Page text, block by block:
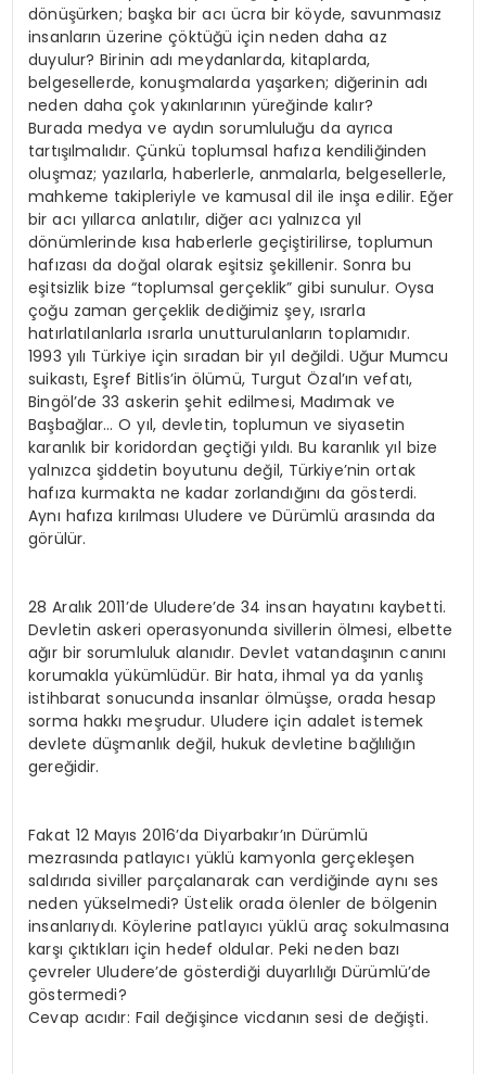
dönüşürken; başka bir acı ücra bir köyde, savunmasız
insanların üzerine çöktüğü için neden daha az
duyulur? Birinin adı meydanlarda, kitaplarda,
belgesellerde, konuşmalarda yaşarken; diğerinin adı
neden daha çok yakınlarının yüreğinde kalır?
Burada medya ve aydın sorumluluğu da ayrıca
tartışılmalıdır. Çünkü toplumsal hafıza kendiliğinden
oluşmaz; yazılarla, haberlerle, anmalarla, belgesellerle,
mahkeme takipleriyle ve kamusal dil ile inşa edilir. Eğer
bir acı yıllarca anlatılır, diğer acı yalnızca yıl
dönümlerinde kısa haberlerle geçiştirilirse, toplumun
hafızası da doğal olarak eşitsiz şekillenir. Sonra bu
eşitsizlik bize “toplumsal gerçeklik” gibi sunulur. Oysa
çoğu zaman gerçeklik dediğimiz şey, ısrarla
hatırlatılanlarla ısrarla unutturulanların toplamıdır.
1993 yılı Türkiye için sıradan bir yıl değildi. Uğur Mumcu
suikastı, Eşref Bitlis’in ölümü, Turgut Özal’ın vefatı,
Bingöl’de 33 askerin şehit edilmesi, Madımak ve
Başbağlar… O yıl, devletin, toplumun ve siyasetin
karanlık bir koridordan geçtiği yıldı. Bu karanlık yıl bize
yalnızca şiddetin boyutunu değil, Türkiye’nin ortak
hafıza kurmakta ne kadar zorlandığını da gösterdi.
Aynı hafıza kırılması Uludere ve Dürümlü arasında da
görülür.
28 Aralık 2011’de Uludere’de 34 insan hayatını kaybetti.
Devletin askeri operasyonunda sivillerin ölmesi, elbette
ağır bir sorumluluk alanıdır. Devlet vatandaşının canını
korumakla yükümlüdür. Bir hata, ihmal ya da yanlış
istihbarat sonucunda insanlar ölmüşse, orada hesap
sorma hakkı meşrudur. Uludere için adalet istemek
devlete düşmanlık değil, hukuk devletine bağlılığın
gereğidir.
Fakat 12 Mayıs 2016’da Diyarbakır’ın Dürümlü
mezrasında patlayıcı yüklü kamyonla gerçekleşen
saldırıda siviller parçalanarak can verdiğinde aynı ses
neden yükselmedi? Üstelik orada ölenler de bölgenin
insanlarıydı. Köylerine patlayıcı yüklü araç sokulmasına
karşı çıktıkları için hedef oldular. Peki neden bazı
çevreler Uludere’de gösterdiği duyarlılığı Dürümlü’de
göstermedi?
Cevap acıdır: Fail değişince vicdanın sesi de değişti.